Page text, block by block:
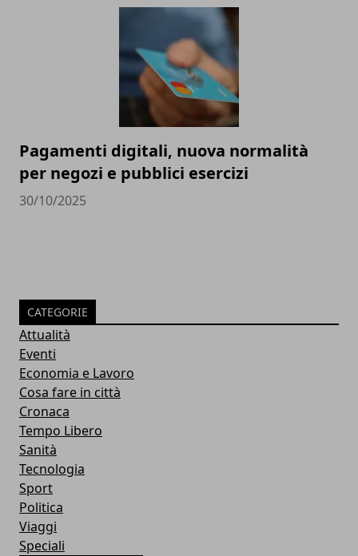
Pagamenti digitali, nuova normalità
per negozi e pubblici esercizi
30/10/2025
CATEGORIE
Attualità
Eventi
Economia e Lavoro
Cosa fare in città
Cronaca
Tempo Libero
Sanità
Tecnologia
Sport
Politica
Viaggi
Speciali